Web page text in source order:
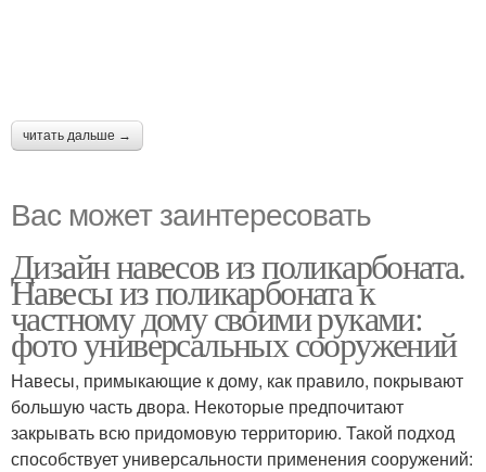
читать дальше →
Вас может заинтересовать
Дизайн навесов из поликарбоната.
Навесы из поликарбоната к
частному дому своими руками:
фото универсальных сооружений
Навесы, примыкающие к дому, как правило, покрывают
большую часть двора. Некоторые предпочитают
закрывать всю придомовую территорию. Такой подход
способствует универсальности применения сооружений: